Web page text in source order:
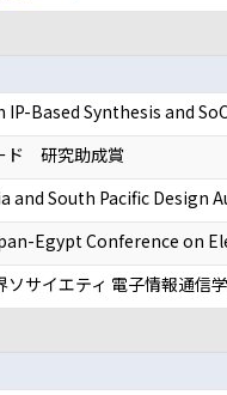
Based Synthesis and
ド 研究助成賞
and South Pacific Design
Egypt Conference on
サイエティ 電子情報通信